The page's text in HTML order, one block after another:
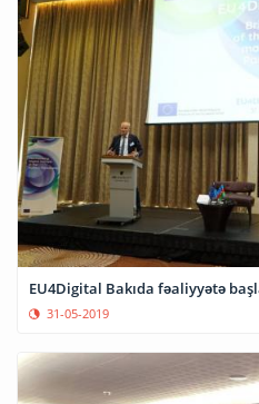
EU4Digital Bakıda fəaliyyətə
31-05-2019